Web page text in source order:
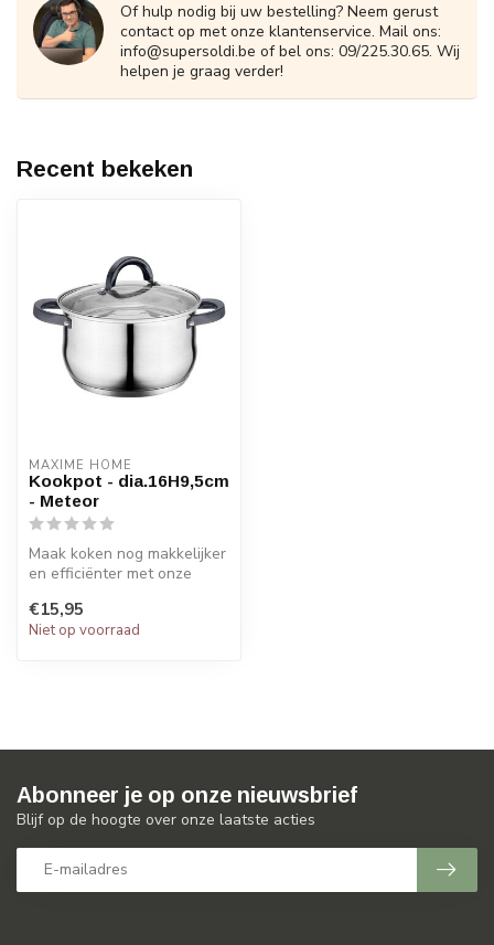
Of hulp nodig bij uw bestelling? Neem gerust
contact op met onze klantenservice. Mail ons:
info@supersoldi.be of bel ons: 09/225.30.65. Wij
helpen je graag verder!
Recent bekeken
MAXIME HOME
Kookpot - dia.16H9,5cm
- Meteor
Maak koken nog makkelijker
en efficiënter met onze
per...
€15,95
Niet op voorraad
Abonneer je op onze nieuwsbrief
Blijf op de hoogte over onze laatste acties